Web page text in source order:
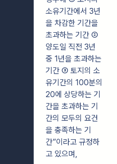
소유기간에서 3년
을 차감한 기간을
초과하는 기간 ②
양도일 직전 3년
중 1년을 초과하는
기간 ③ 토지의 소
유기간의 100분의
20에 상당하는 기
간을 초과하는 기
간의 모두의 요건
을 충족하는 기
간”이라고 규정하
고 있으며,